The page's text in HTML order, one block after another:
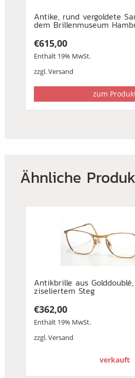
Antike, rund vergoldete
dem Brillenmuseum
€615,00
Enthält 19% MwSt.
zzgl.Versand
zum
Ähnliche
Antikbrille aus
ziseliertem Steg
€362,00
Enthält 19% MwSt.
zzgl.Versand
verkauft